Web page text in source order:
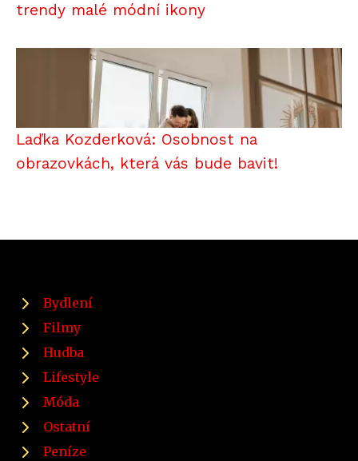
trendy malé módní ikony
Laďka Kozderková: Osobnost na
obrazovkách, která vás bude bavit!
Bydlení
Filmy
Hudba
Lifestyle
Móda
Ostatní
Peníze